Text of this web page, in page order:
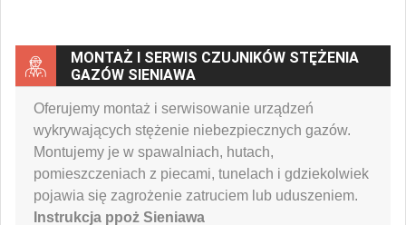
MONTAŻ I SERWIS CZUJNIKÓW STĘŻENIA
GAZÓW SIENIAWA
Oferujemy montaż i serwisowanie urządzeń
wykrywających stężenie niebezpiecznych gazów.
Montujemy je w spawalniach, hutach,
pomieszczeniach z piecami, tunelach i gdziekolwiek
pojawia się zagrożenie zatruciem lub uduszeniem.
Instrukcja ppoż Sieniawa